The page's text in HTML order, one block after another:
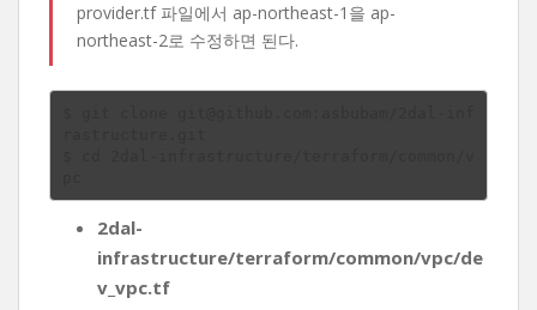
provider.tf 파일에서 ap-northeast-1을 ap-
northeast-2로 수정하면 된다.
2dal-
infrastructure/terraform/common/vpc/de
v_vpc.tf